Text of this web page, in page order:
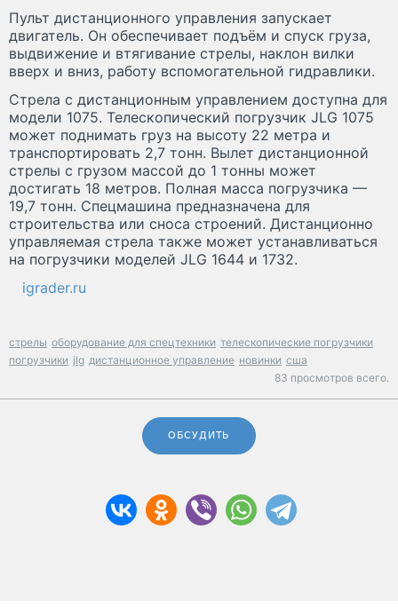
Пульт дистанционного управления запускает
двигатель. Он обеспечивает подъём и спуск груза,
выдвижение и втягивание стрелы, наклон вилки
вверх и вниз, работу вспомогательной гидравлики.
Стрела с дистанционным управлением доступна для
модели 1075. Телескопический погрузчик JLG 1075
может поднимать груз на высоту 22 метра и
транспортировать 2,7 тонн. Вылет дистанционной
стрелы с грузом массой до 1 тонны может
достигать 18 метров. Полная масса погрузчика —
19,7 тонн. Спецмашина предназначена для
строительства или сноса строений. Дистанционно
управляемая стрела также может устанавливаться
на погрузчики моделей JLG 1644 и 1732.
igrader.ru
стрелы оборудование для спецтехники телескопические погрузчики
погрузчики jlg дистанционное управление новинки сша
83 просмотров всего.
ОБСУДИТЬ